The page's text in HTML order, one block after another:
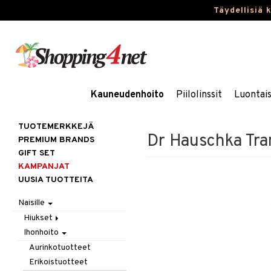
Täydellisiä
Kauneudenhoito Piilolinssit
Dr Hauschka
TUOTEMERKKEJÄ
PREMIUM BRANDS
GIFT SET
KAMPANJAT
UUSIA TUOTTEITA
Naisille
Hiukset
Gift Set
Harjat / Kammat
Hiuskuurit
Ihonhoito
Aurinkotuotteet
Erikoistuotteet